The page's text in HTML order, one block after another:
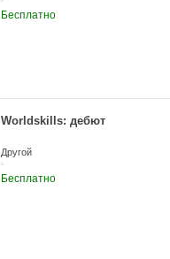
Бесплатно
Worldskills: дебют
Другой
Бесплатно